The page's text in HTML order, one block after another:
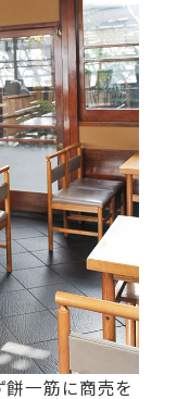
餅一筋に商売を